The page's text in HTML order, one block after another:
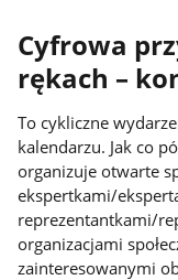
Cyfrowa
rękach –
To cykliczne
kalendarzu. Jak co
organizuje otwarte
ekspertkami/
reprezentantkami/
organizacjami
zainteresowanymi